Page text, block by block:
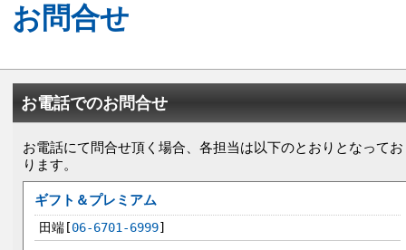
お問合せ
お電話でのお問合せ
お電話にて問合せ頂く場合、各担当は以下のとおりとなってお
ります。
ギフト＆プレミアム
田端[06-6701-6999]